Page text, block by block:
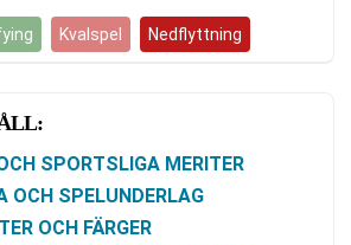
Kvalspel Nedflyttning
SPORTSLIGA MERITER
OCH SPELUNDERLAG
OCH FÄRGER